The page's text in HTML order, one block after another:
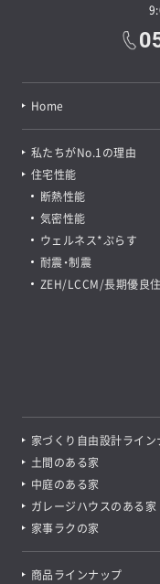
Home
私たちがNo.1の理由
住宅性能
断熱性能
気密性能
ウェルネス*ぷらす
耐震・制震
ZEH/LCCM/長期優良
家づくり自由設計ライン
土間のある家
中庭のある家
ガレージハウスのある家
家事ラクの家
商品ラインナップ